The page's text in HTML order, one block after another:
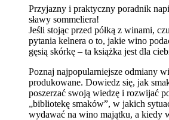
Przyjazny i praktyczny poradnik
sławy sommeliera!
Jeśli stojąc przed półką z winami,
pytania kelnera o to, jakie wino
gęsią skórkę – ta książka jest dla
Poznaj najpopularniejsze odmiany
produkowane. Dowiedz się, jak
poszerzać swoją wiedzę i rozwijać
„bibliotekę smaków”, w jakich
wydawać na wino majątku, a kiedy